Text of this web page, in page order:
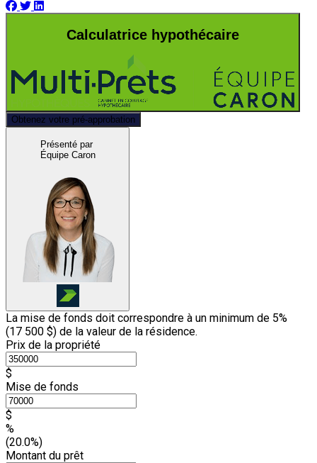
Calculatrice hypothécaire
Obtenez votre pré-approbation
Présenté par
Équipe Caron
La mise de fonds doit correspondre à un minimum de 5%
(17 500 $) de la valeur de la résidence.
Prix de la propriété
$
Mise de fonds
$
%
(20.0%)
Montant du prêt